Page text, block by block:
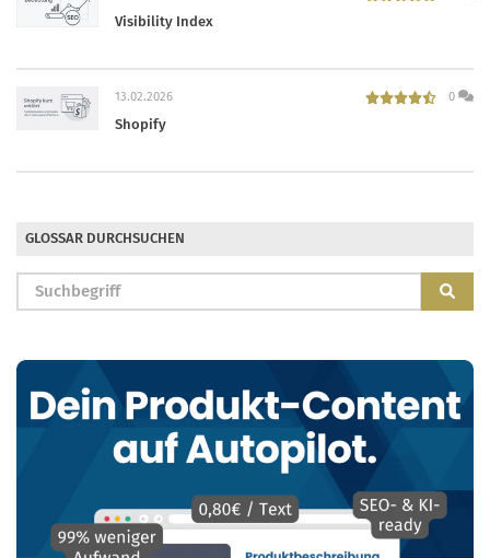
Visibility Index
13.02.2026 0
Shopify
GLOSSAR DURCHSUCHEN